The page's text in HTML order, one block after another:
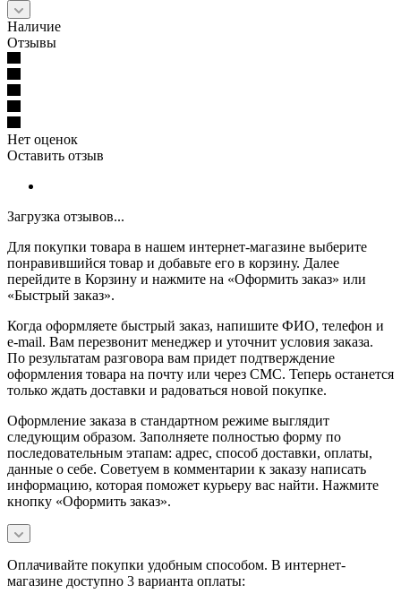
Наличие
Отзывы
Нет оценок
Оставить отзыв
Загрузка отзывов...
Для покупки товара в нашем интернет-магазине выберите
понравившийся товар и добавьте его в корзину. Далее
перейдите в Корзину и нажмите на «Оформить заказ» или
«Быстрый заказ».
Когда оформляете быстрый заказ, напишите ФИО, телефон и
e-mail. Вам перезвонит менеджер и уточнит условия заказа.
По результатам разговора вам придет подтверждение
оформления товара на почту или через СМС. Теперь останется
только ждать доставки и радоваться новой покупке.
Оформление заказа в стандартном режиме выглядит
следующим образом. Заполняете полностью форму по
последовательным этапам: адрес, способ доставки, оплаты,
данные о себе. Советуем в комментарии к заказу написать
информацию, которая поможет курьеру вас найти. Нажмите
кнопку «Оформить заказ».
Оплачивайте покупки удобным способом. В интернет-
магазине доступно 3 варианта оплаты: